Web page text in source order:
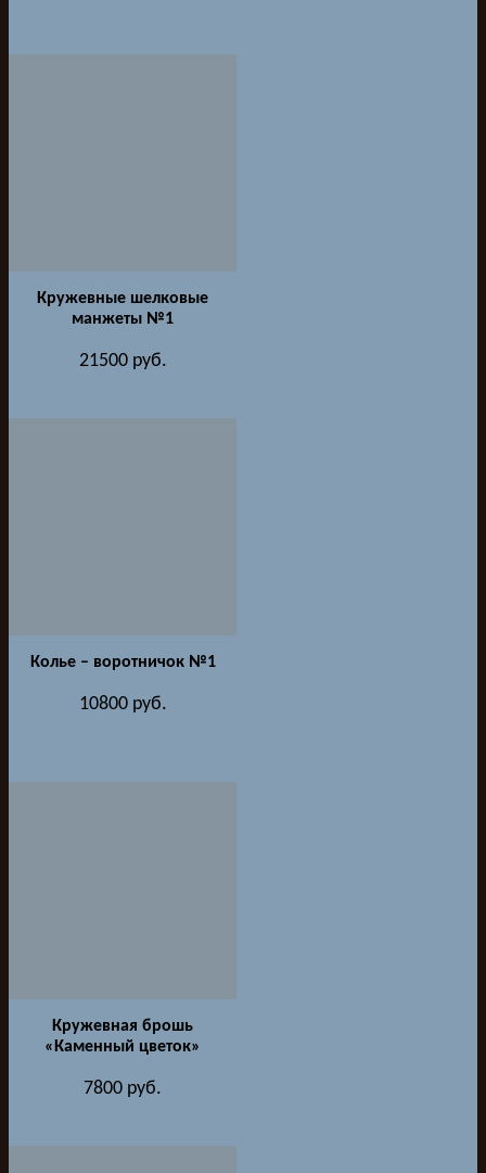
Кружевные шелковые
манжеты №1
21500руб.
Колье – воротничок №1
10800руб.
Кружевная брошь
«Каменный цветок»
7800 руб.